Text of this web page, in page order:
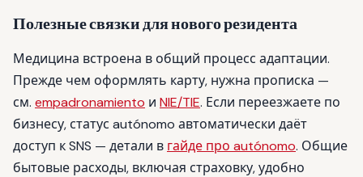
Полезные связки для нового резидента
Медицина встроена в общий процесс адаптации.
Прежде чем оформлять карту, нужна прописка —
см. empadronamiento и NIE/TIE. Если переезжаете по
бизнесу, статус autónomo автоматически даёт
доступ к SNS — детали в гайде про autónomo. Общие
бытовые расходы, включая страховку, удобно